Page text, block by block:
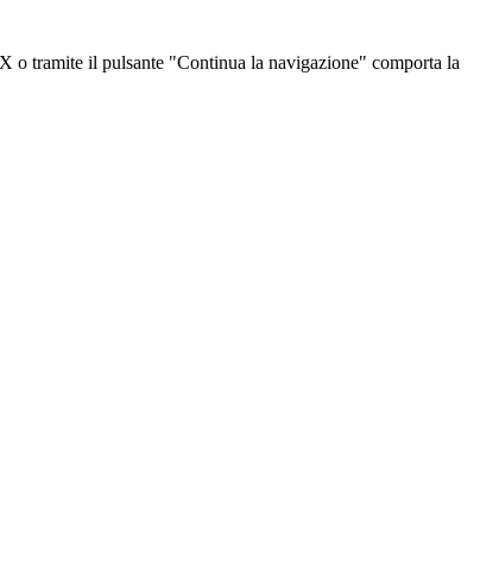
o tramite il pulsante "Continua la navigazione" comporta la